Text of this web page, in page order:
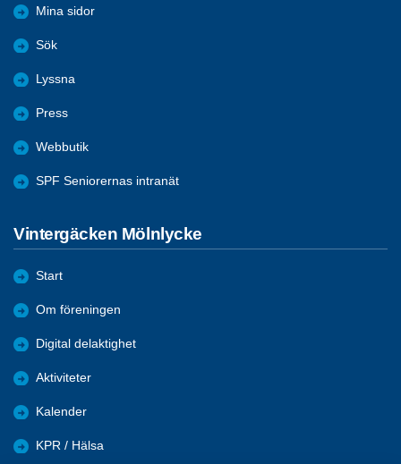
Mina sidor
Sök
Lyssna
Press
Webbutik
SPF Seniorernas intranät
Vintergäcken Mölnlycke
Start
Om föreningen
Digital delaktighet
Aktiviteter
Kalender
KPR / Hälsa